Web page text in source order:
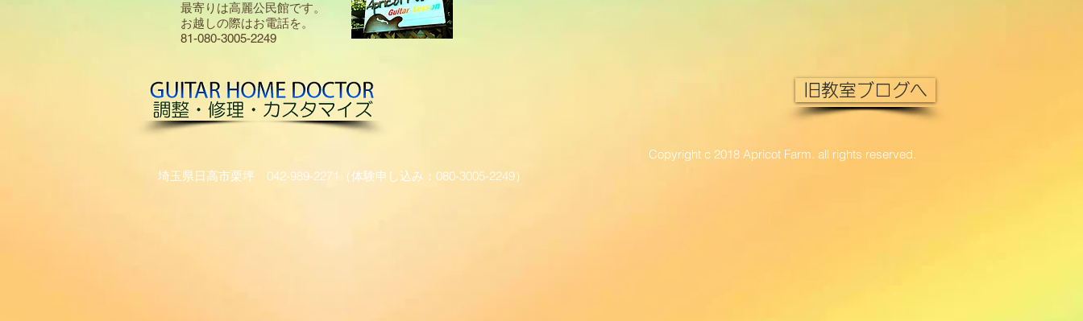
最寄りは高麗公民館です。
お越しの際はお電話を。
81-080-3005-2249
旧教室ブログへ
Copyright c 2018 Apricot Farm. all rights reserved.
埼玉県日高市栗坪 042-989-2271​（体験申し込み：080-3005-2249）